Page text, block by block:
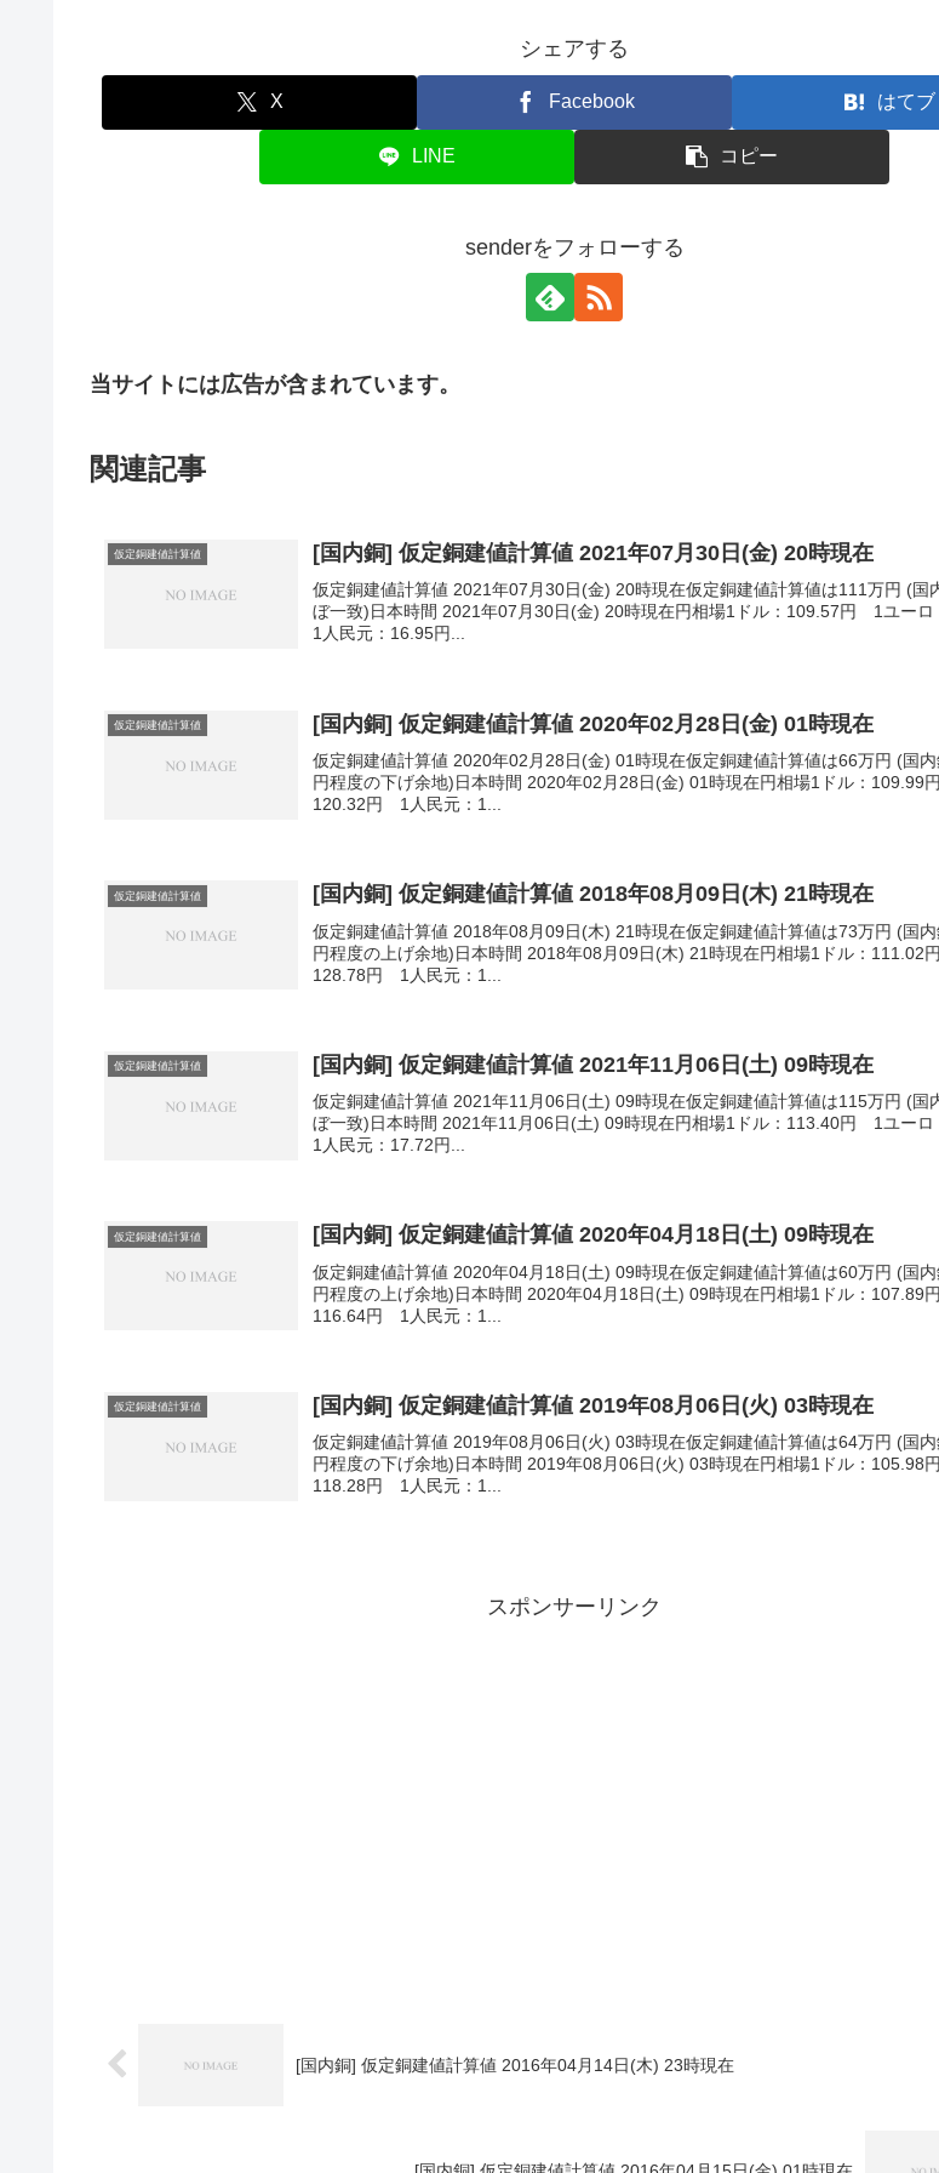
シェアする
X Facebook はてブ
LINE コピー
senderをフォローする
当サイトには広告が含まれています。
関連記事
仮定銅建値計算値 [国内銅] 仮定銅建値計算値 2021年07月30日(金) 20時現在
仮定銅建値計算値 2021年07月30日(金) 20時現在仮定銅建値計算値は111万円 (国
ぼ一致)日本時間 2021年07月30日(金) 20時現在円相場1ドル：109.57円 1ユー
1人民元：16.95円...
仮定銅建値計算値 [国内銅] 仮定銅建値計算値 2020年02月28日(金) 01時現在
仮定銅建値計算値 2020年02月28日(金) 01時現在仮定銅建値計算値は66万円 (国
円程度の下げ余地)日本時間 2020年02月28日(金) 01時現在円相場1ドル：109.99
120.32円 1人民元：1...
仮定銅建値計算値 [国内銅] 仮定銅建値計算値 2018年08月09日(木) 21時現在
仮定銅建値計算値 2018年08月09日(木) 21時現在仮定銅建値計算値は73万円 (国
円程度の上げ余地)日本時間 2018年08月09日(木) 21時現在円相場1ドル：111.02
128.78円 1人民元：1...
仮定銅建値計算値 [国内銅] 仮定銅建値計算値 2021年11月06日(土) 09時現在
仮定銅建値計算値 2021年11月06日(土) 09時現在仮定銅建値計算値は115万円 (国
ぼ一致)日本時間 2021年11月06日(土) 09時現在円相場1ドル：113.40円 1ユー
1人民元：17.72円...
仮定銅建値計算値 [国内銅] 仮定銅建値計算値 2020年04月18日(土) 09時現在
仮定銅建値計算値 2020年04月18日(土) 09時現在仮定銅建値計算値は60万円 (国
円程度の上げ余地)日本時間 2020年04月18日(土) 09時現在円相場1ドル：107.89
116.64円 1人民元：1...
仮定銅建値計算値 [国内銅] 仮定銅建値計算値 2019年08月06日(火) 03時現在
仮定銅建値計算値 2019年08月06日(火) 03時現在仮定銅建値計算値は64万円 (国
円程度の下げ余地)日本時間 2019年08月06日(火) 03時現在円相場1ドル：105.98
118.28円 1人民元：1...
スポンサーリンク
[国内銅] 仮定銅建値計算値 2016年04月14日(木) 23時現在